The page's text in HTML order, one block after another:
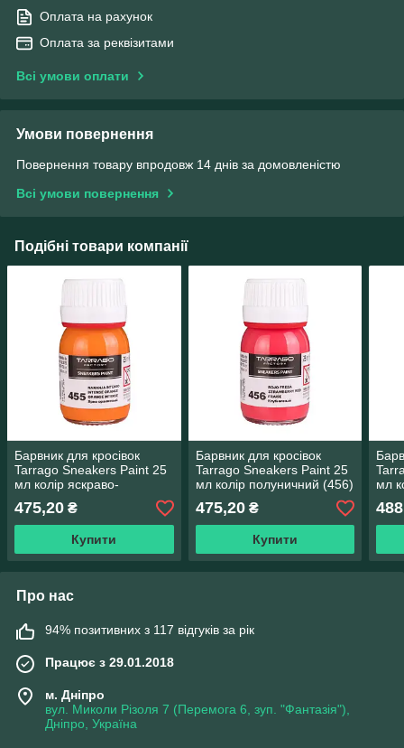
Оплата на рахунок
Оплата за реквізитами
Всі умови оплати
Умови повернення
Повернення товару впродовж 14 днів за домовленістю
Всі умови повернення
Подібні товари компанії
Барвник для кросівок
Tarrago Sneakers Paint 25
мл колір яскраво-
475,20 ₴
Купити
Барвник для кросівок
Tarrago Sneakers Paint 25
мл колір полуничний (456)
475,20₴
Купити
мл
Про нас
94% позитивних з 117 відгуків за рік
Працює з 29.01.2018
м. Дніпро
вул. Миколи Різоля 7 (Перемога 6, зуп. "Фантазія"),
Дніпро, Україна